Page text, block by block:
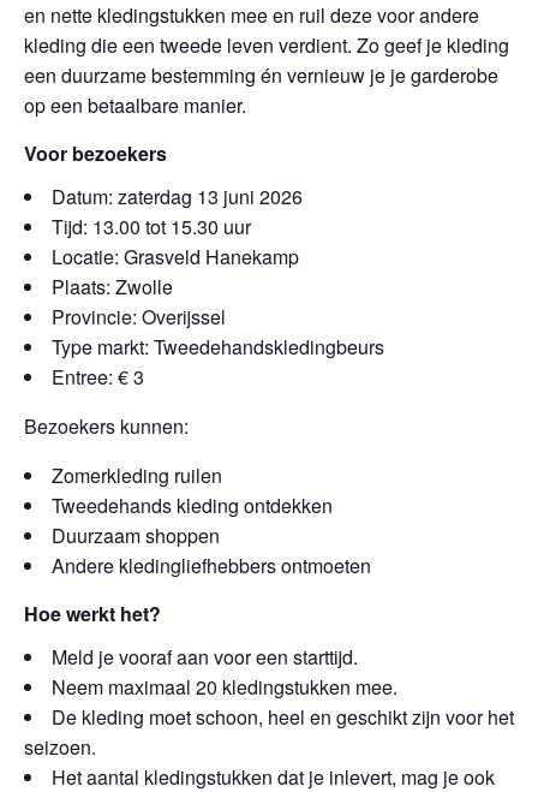
en nette kledingstukken mee en ruil deze voor andere
kleding die een tweede leven verdient. Zo geef je kleding
een duurzame bestemming én vernieuw je je garderobe
op een betaalbare manier.
Voor bezoekers
Datum: zaterdag 13 juni 2026
Tijd: 13.00 tot 15.30 uur
Locatie: Grasveld Hanekamp
Plaats: Zwolle
Provincie: Overijssel
Type markt: Tweedehandskledingbeurs
Entree: € 3
Bezoekers kunnen:
Zomerkleding ruilen
Tweedehands kleding ontdekken
Duurzaam shoppen
Andere kledingliefhebbers ontmoeten
Hoe werkt het?
Meld je vooraf aan voor een starttijd.
Neem maximaal 20 kledingstukken mee.
De kleding moet schoon, heel en geschikt zijn voor het
seizoen.
Het aantal kledingstukken dat je inlevert, mag je ook